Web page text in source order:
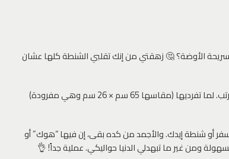
الأوضة؟ 🤔 زهقتي من إنك تقلبي الشنطة كلها عشان
دي هي المنقذ بتاعك! 😉 الشنطة دي معمولة عشان تجمع كل حاجتك الشخصية في مكان واحد منظم ومرتب. لما تفرديها (مقاسها 65 سم × 26 سم وهي مفرودة)
مش هتاخد أي مساحة في شنطة السفر أو شنطة إيدك. والأجمد من كده بقى، إن فيها “هوك” أو
ومن غير ما تبهدلي الدنيا حواليكي. عملية جداً! 👌